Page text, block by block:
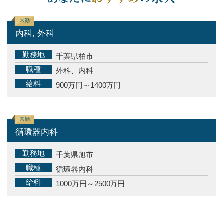
常勤
内科, 外科
勤務地
千葉県柏市
職種
外科、内科
給料
900万円～1400万円
常勤
循環器内科
勤務地
千葉県旭市
職種
循環器内科
給料
1000万円～2500万円